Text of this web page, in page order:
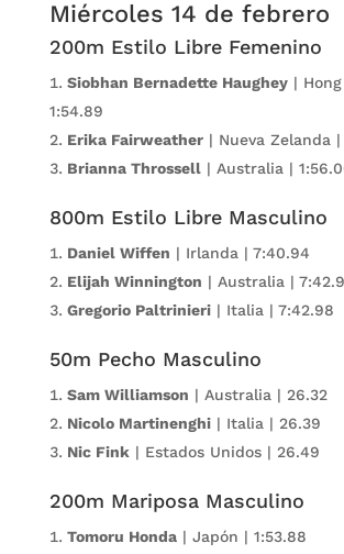
Miércoles 14 de febrero
200m Estilo Libre Femenino
Siobhan Bernadette Haughey| Hong
1:54.89
Erika Fairweather| Nueva Zelanda |
Brianna Throssell| Australia |
800m Estilo Libre Masculino
Daniel Wiffen | Irlanda | 7:40.94
Elijah Winnington | Australia |
Gregorio Paltrinieri| Italia | 7:42.98
50m Pecho Masculino
Sam Williamson | Australia | 26.32
Nicolo Martinenghi| Italia | 26.39
Nic Fink| Estados Unidos | 26.49
200m Mariposa Masculino
Tomoru Honda| Japón | 1:53.88